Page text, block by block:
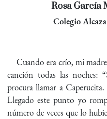
Rosa García
Colegio
Cuando era crío, mi
canción todas las noches:
procura llamar a
Llegado este punto yo
número de veces que lo